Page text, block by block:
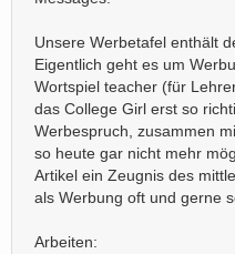
Unsere Werbetafel enthält
Eigentlich geht es um
Wortspiel teacher (für
das College Girl erst so
Werbespruch, zusammen
so heute gar nicht mehr
Artikel ein Zeugnis des
als Werbung oft und gerne
Arbeiten: